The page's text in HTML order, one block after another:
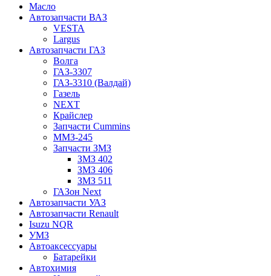
Масло
Автозапчасти ВАЗ
VESTA
Largus
Автозапчасти ГАЗ
Волга
ГАЗ-3307
ГАЗ-3310 (Валдай)
Газель
NEXT
Крайслер
Запчасти Cummins
ММЗ-245
Запчасти ЗМЗ
ЗМЗ 402
ЗМЗ 406
ЗМЗ 511
ГАЗон Next
Автозапчасти УАЗ
Автозапчасти Renault
Isuzu NQR
УМЗ
Автоаксессуары
Батарейки
Автохимия